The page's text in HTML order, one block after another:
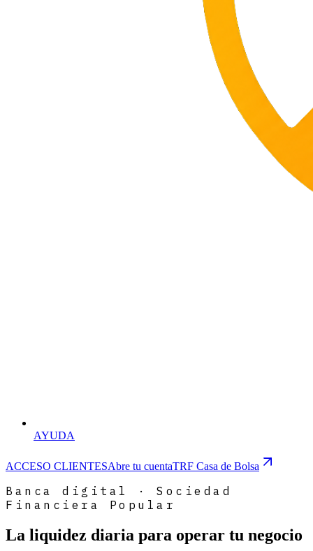
AYUDA
ACCESO CLIENTESAbre tu cuentaTRF Casa de Bolsa
Banca digital · Sociedad
Financiera Popular
La liquidez diaria para operar tu negocio